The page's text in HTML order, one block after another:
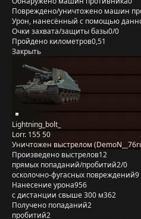
Повреждено/уничтожено машин
Урон, нанесённый с помощью
Очки захвата/защиты базы0/0
Пройдено километров0,51
Закрыть
Lightning_bolt_
Lorr. 155 50
Уничтожен выстрелом
Произведено выстрелов12
прямых попаданий/пробитий2/0
осколочно-фугасных повреждений9
Нанесение урона956
с дистанции свыше 300 м362
Получено попаданий2
пробитий2